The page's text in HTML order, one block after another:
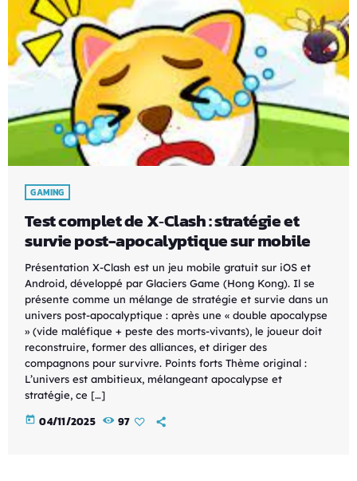
GAMING
Test complet de X‑Clash : stratégie et
survie post-apocalyptique sur mobile
Présentation X-Clash est un jeu mobile gratuit sur iOS et
Android, développé par Glaciers Game (Hong Kong). Il se
présente comme un mélange de stratégie et survie dans un
univers post-apocalyptique : après une « double apocalypse
» (vide maléfique + peste des morts-vivants), le joueur doit
reconstruire, former des alliances, et diriger des
compagnons pour survivre. Points forts Thème original :
L’univers est ambitieux, mélangeant apocalypse et
stratégie, ce […]
today 04/11/2025 97